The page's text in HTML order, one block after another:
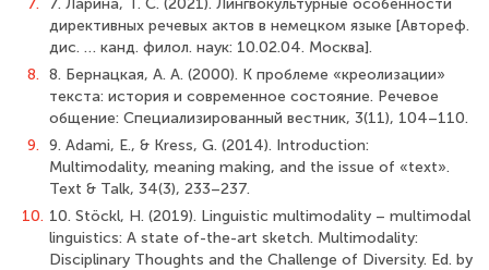
7.
7. Ларина, Т. С. (2021). Лингвокультурные особенности
директивных речевых актов в немецком языке [Автореф.
дис. … канд. филол. наук: 10.02.04. Москва].
8. 8. Бернацкая, А. А. (2000). К проблеме «креолизации»
текста: история и современное состояние. Речевое
общение: Специализированный вестник, 3(11), 104–110.
9. 9. Adami, E., & Kress, G. (2014). Introduction:
Multimodality, meaning making, and the issue of «text».
Text & Talk, 34(3), 233–237.
10. 10. Stöckl, H. (2019). Linguistic multimodality – multimodal
linguistics: A state of-the-art sketch. Multimodality:
Disciplinary Thoughts and the Challenge of Diversity. Ed. by